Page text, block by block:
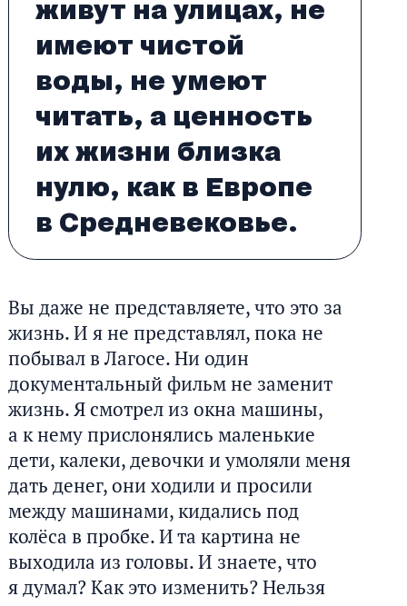
живут на улицах, не
имеют чистой
воды, не умеют
читать, а ценность
их жизни близка
нулю, как в Европе
в Средневековье.
Вы даже не представляете, что это за
жизнь. И я не представлял, пока не
побывал в Лагосе. Ни один
документальный фильм не заменит
жизнь. Я смотрел из окна машины,
а к нему прислонялись маленькие
дети, калеки, девочки и умоляли меня
дать денег, они ходили и просили
между машинами, кидались под
колёса в пробке. И та картина не
выходила из головы. И знаете, что
я думал? Как это изменить? Нельзя